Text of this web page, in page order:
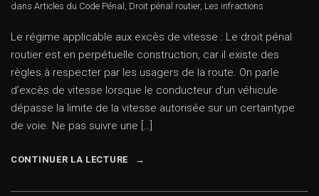
dans Articles du Code Pénal , Droit pénal routier, Les infractions
Le régime applicable aux excès de vitesse : Le droit pénal
routier est en perpétuelle construction, car il existe des
règles à respecter par les usagers de la route. On parle
d’excès de vitesse lorsque le conducteur d’un véhicule
dépasse la limite de la vitesse autorisée sur un certaintype
de voie. Ne pas suivre une […]
CONTINUER LA LECTURE